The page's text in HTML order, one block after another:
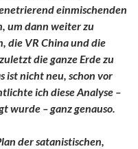
einmischenden
um dann weiter zu
die VR China und die
die ganze Erde zu
ist nicht neu, schon vor
ich diese Analyse –
wurde – ganz genauso.
der satanistischen,